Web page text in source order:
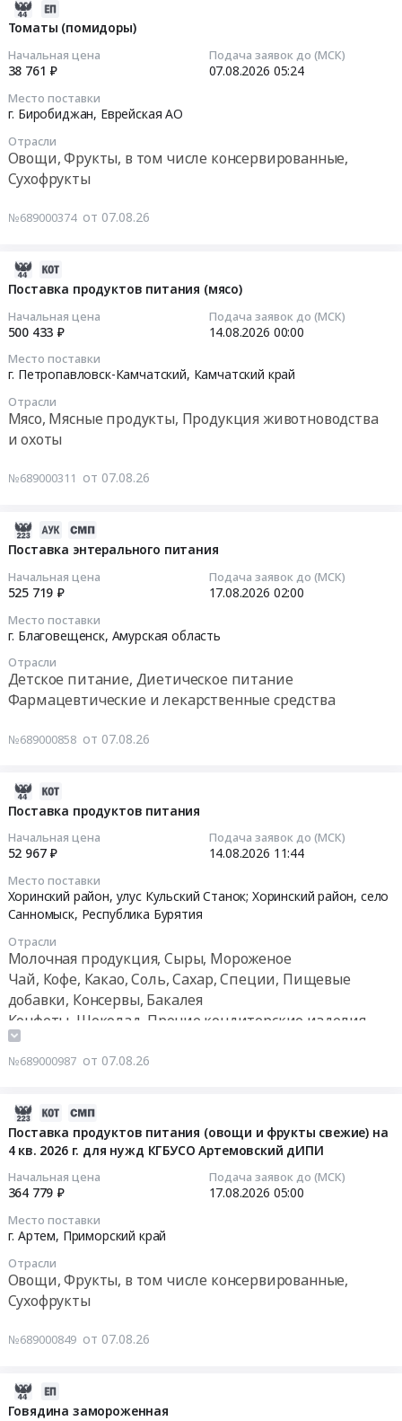
Томаты (помидоры)
Начальная цена
38 761 ₽
Подача заявок до (МСК)
07.08.2026 05:24
Место поставки
г. Биробиджан, Еврейская АО
Отрасли
Овощи, Фрукты, в том числе консервированные,
Сухофрукты
№689000374 от 07.08.26
Поставка продуктов питания (мясо)
Начальная цена
500 433 ₽
Подача заявок до (МСК)
14.08.2026 00:00
Место поставки
г. Петропавловск-Камчатский, Камчатский край
Отрасли
Мясо, Мясные продукты, Продукция животноводства
и охоты
№689000311 от 07.08.26
Поставка энтерального питания
Начальная цена
525 719 ₽
Подача заявок до (МСК)
17.08.2026 02:00
Место поставки
г. Благовещенск, Амурская область
Отрасли
Детское питание, Диетическое питание
Фармацевтические и лекарственные средства
№689000858 от 07.08.26
Поставка продуктов питания
Начальная цена
52 967 ₽
Подача заявок до (МСК)
14.08.2026 11:44
Место поставки
Хоринский район, улус Кульский Станок; Хоринский район, село
Санномыск, Республика Бурятия
Отрасли
Молочная продукция, Сыры, Мороженое
Чай, Кофе, Какао, Соль, Сахар, Специи, Пищевые
добавки, Консервы, Бакалея
Конфеты, Шоколад, Прочие кондитерские изделия
№689000987 от 07.08.26
Поставка продуктов питания (овощи и фрукты свежие) на
4 кв. 2026 г. для нужд КГБУСО Артемовский дИПИ
Начальная цена
364 779 ₽
Подача заявок до (МСК)
17.08.2026 05:00
Место поставки
г. Артем, Приморский край
Отрасли
Овощи, Фрукты, в том числе консервированные,
Сухофрукты
№689000849 от 07.08.26
Говядина замороженная